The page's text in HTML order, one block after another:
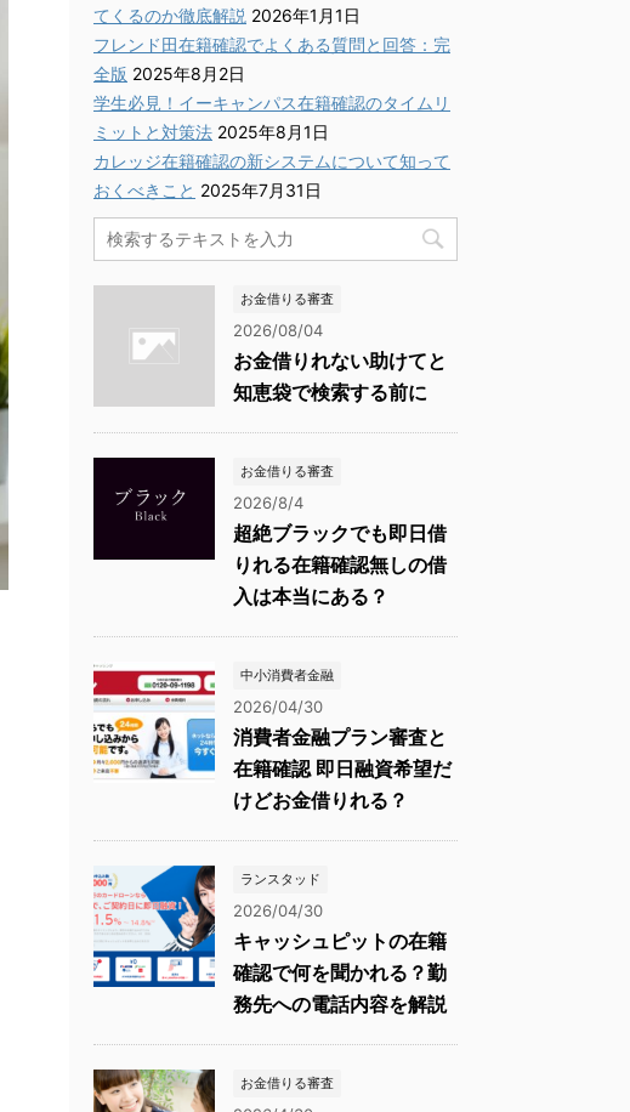
てくるのか徹底解説 2026年1月1日
フレンド田在籍確認でよくある質問と回答：完
全版 2025年8月2日
学生必見！イーキャンパス在籍確認のタイムリ
ミットと対策法 2025年8月1日
カレッジ在籍確認の新システムについて知って
おくべきこと 2025年7月31日
お金借りる審査
2026/08/04
お金借りれない助けてと
知恵袋で検索する前に
お金借りる審査
2026/8/4
超絶ブラックでも即日借
りれる在籍確認無しの借
入は本当にある？
中小消費者金融
2026/04/30
消費者金融プラン審査と
在籍確認 即日融資希望だ
けどお金借りれる？
ランスタッド
2026/04/30
キャッシュピットの在籍
確認で何を聞かれる？勤
務先への電話内容を解説
お金借りる審査